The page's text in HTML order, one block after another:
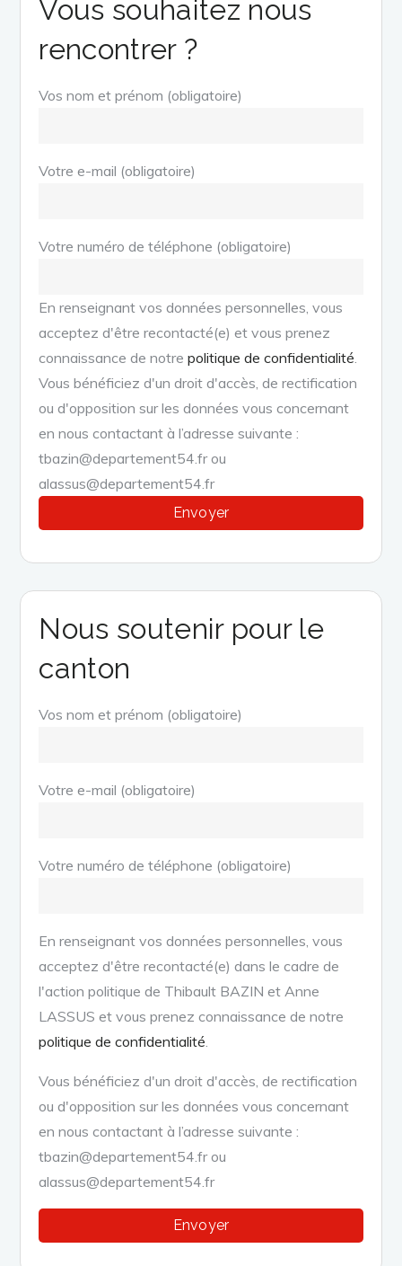
Vous souhaitez nous
rencontrer ?
Vos nom et prénom (obligatoire)
Votre e-mail (obligatoire)
Votre numéro de téléphone (obligatoire)
En renseignant vos données personnelles, vous
acceptez d'être recontacté(e) et vous prenez
connaissance de notrepolitique de confidentialité
Vous bénéficiez d'un droit d'accès, de rectification
ou d'opposition sur les données vous concernant
en nous contactant à l’adresse suivante :
tbazin@departement54.fr ou
alassus@departement54.fr
Nous soutenir pour le
canton
Vos nom et prénom (obligatoire)
Votre e-mail (obligatoire)
Votre numéro de téléphone (obligatoire)
En renseignant vos données personnelles, vous
acceptez d'être recontacté(e) dans le cadre de
l'action politique de Thibault BAZIN et Anne
LASSUS et vous prenez connaissance de notre
politique de confidentialité
Vous bénéficiez d'un droit d'accès, de rectification
ou d'opposition sur les données vous concernant
en nous contactant à l’adresse suivante :
tbazin@departement54.fr ou
alassus@departement54.fr